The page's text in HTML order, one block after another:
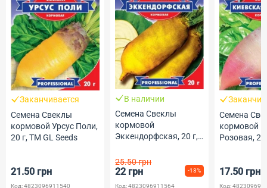
Заканчивается
Семена Свеклы
кормовой Урсус Поли,
20 г, ТМ GL Seeds
21.50 грн
Код: 4823096911540
В наличии
Семена Свеклы
кормовой
Эккендорфская, 20 г,
25.50 грн
22 грн -13%
Код: 4823096911564
Семена
кормовой
Розовая,
17.50 грн
Код: